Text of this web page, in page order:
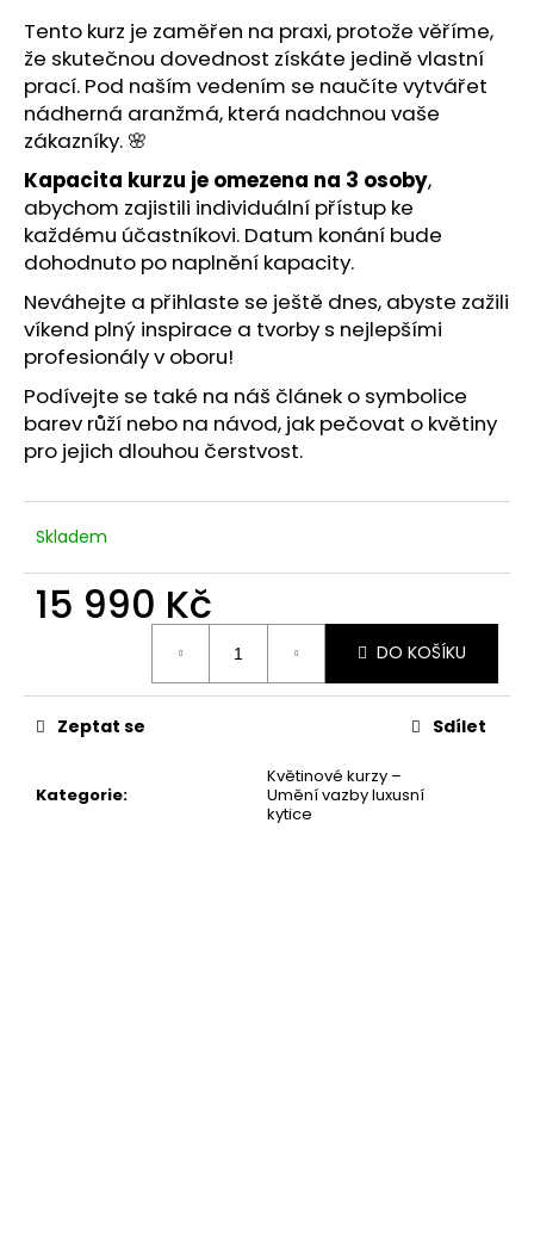
Tento kurz je zaměřen na praxi, protože věříme,
že skutečnou dovednost získáte jedině vlastní
prací. Pod naším vedením se naučíte vytvářet
nádherná aranžmá, která nadchnou vaše
zákazníky. 🌸
Kapacita kurzu je omezena na 3 osoby,
abychom zajistili individuální přístup ke
každému účastníkovi. Datum konání bude
dohodnuto po naplnění kapacity.
Neváhejte a přihlaste se ještě dnes, abyste zažili
víkend plný inspirace a tvorby s nejlepšími
profesionály v oboru!
Podívejte se také na náš článek o symbolice
barev růží nebo na návod, jak pečovat o květiny
pro jejich dlouhou čerstvost.
Skladem
15 990 Kč
DO KOŠÍKU
Kategorie:
Květinové kurzy –
Umění vazby luxusní
kytice
Zeptat se Sdílet